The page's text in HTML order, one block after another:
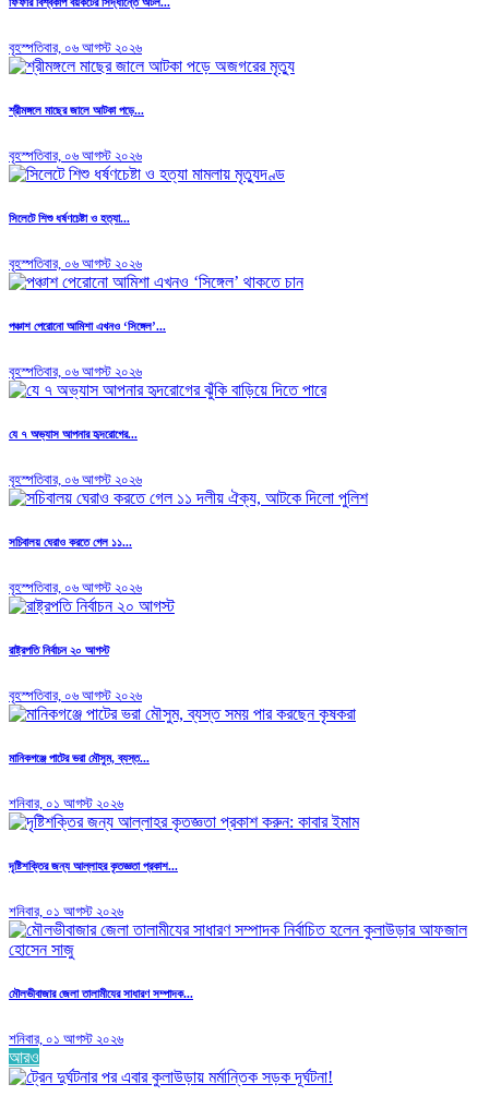
ফিফার বিশ্বকাপ বয়কটের সিদ্ধান্তে অটল...
বৃহস্পতিবার, ০৬ আগস্ট ২০২৬
শ্রীমঙ্গলে মাছের জালে আটকা পড়ে...
বৃহস্পতিবার, ০৬ আগস্ট ২০২৬
সিলেটে শিশু ধর্ষণচেষ্টা ও হত্যা...
বৃহস্পতিবার, ০৬ আগস্ট ২০২৬
পঞ্চাশ পেরোনো আমিশা এখনও ‘সিঙ্গেল’...
বৃহস্পতিবার, ০৬ আগস্ট ২০২৬
যে ৭ অভ্যাস আপনার হৃদরোগের...
বৃহস্পতিবার, ০৬ আগস্ট ২০২৬
সচিবালয় ঘেরাও করতে গেল ১১...
বৃহস্পতিবার, ০৬ আগস্ট ২০২৬
রাষ্ট্রপতি নির্বাচন ২০ আগস্ট
বৃহস্পতিবার, ০৬ আগস্ট ২০২৬
মানিকগঞ্জে পাটের ভরা মৌসুম, ব্যস্ত...
শনিবার, ০১ আগস্ট ২০২৬
দৃষ্টিশক্তির জন্য আল্লাহর কৃতজ্ঞতা প্রকাশ...
শনিবার, ০১ আগস্ট ২০২৬
মৌলভীবাজার জেলা তালামীযের সাধারণ সম্পাদক...
শনিবার, ০১ আগস্ট ২০২৬
আরও